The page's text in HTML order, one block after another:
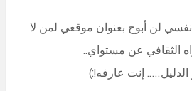
لن أبوح بعنوان موقعي لمن لا
الثقافي عن مستواي..
إنت عارفه!:)